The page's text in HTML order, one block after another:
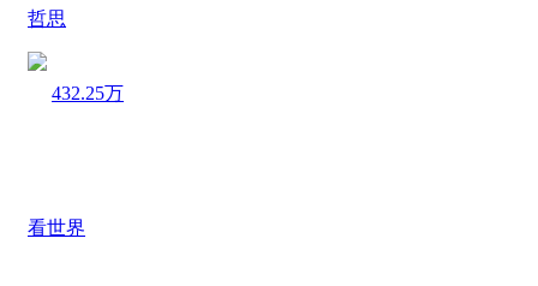
哲思
432.25万
看世界